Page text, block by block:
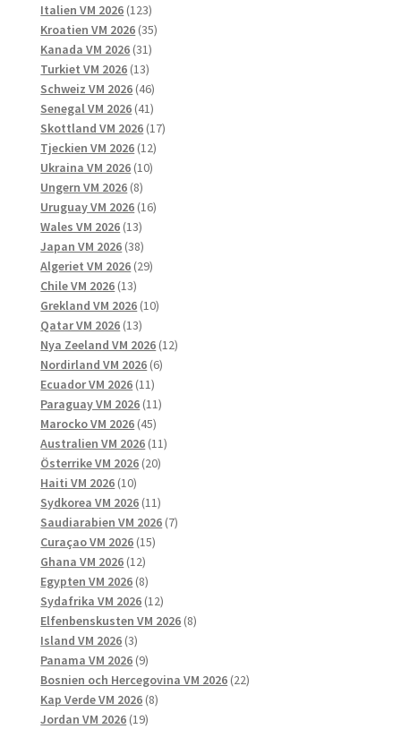
Italien VM 2026 123123
produkter
Kroatien VM 2026 3535
Kanada VM 2026 3131
produkter
Turkiet VM 2026 1313
produkter
Schweiz VM 2026 4646
produkter
Senegal VM 2026 4141
produkter
Skottland VM 2026 1717
Tjeckien VM 2026 1212
Ukraina VM 2026 1010
Ungern VM 2026 88
produkter
Uruguay VM 2026 1616
Wales VM 2026 1313
produkter
Japan VM 2026 3838
produkter
Algeriet VM 2026 2929
Chile VM 2026 1313
produkter
Grekland VM 2026 1010
Qatar VM 2026 1313
produkter
Nya Zeeland VM 2026 1212
Nordirland VM 2026 66
Ecuador VM 2026 1111
produkter
Paraguay VM 2026 1111
Marocko VM 2026 4545
produkter
Australien VM 2026 1111
Österrike VM 2026 2020
Haiti VM 2026 1010
produkter
Sydkorea VM 2026 1111
produkter
Saudiarabien VM 2026 77
Curaçao VM 2026 1515
Ghana VM 2026 1212
produkter
Egypten VM 2026 88
produkter
Sydafrika VM 2026 1212
produkter
Elfenbenskusten VM 2026 88
Island VM 2026 33
produkter
Panama VM 2026 99
produkter
Bosnien och Hercegovina VM 2026 2222
Kap Verde VM 2026 88
Jordan VM 2026 1919